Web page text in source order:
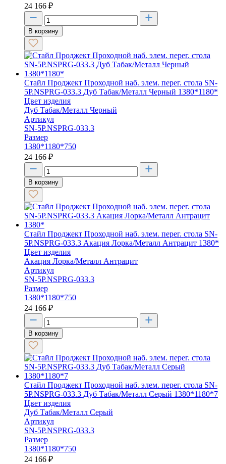
24 166 ₽
В корзину
Стайл Проджект Проходной наб. элем. перег. стола SN-
5P.NSPRG-033.3 Дуб Табак/Металл Черный 1380*1180*
Цвет изделия
Дуб Табак/Металл Черный
Артикул
SN-5P.NSPRG-033.3
Размер
1380*1180*750
24 166 ₽
В корзину
Стайл Проджект Проходной наб. элем. перег. стола SN-
5P.NSPRG-033.3 Акация Лорка/Металл Антрацит 1380*
Цвет изделия
Акация Лорка/Металл Антрацит
Артикул
SN-5P.NSPRG-033.3
Размер
1380*1180*750
24 166 ₽
В корзину
Стайл Проджект Проходной наб. элем. перег. стола SN-
5P.NSPRG-033.3 Дуб Табак/Металл Серый 1380*1180*7
Цвет изделия
Дуб Табак/Металл Серый
Артикул
SN-5P.NSPRG-033.3
Размер
1380*1180*750
24 166 ₽